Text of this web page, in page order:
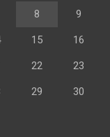
8 9
15 16
22 23
29 30